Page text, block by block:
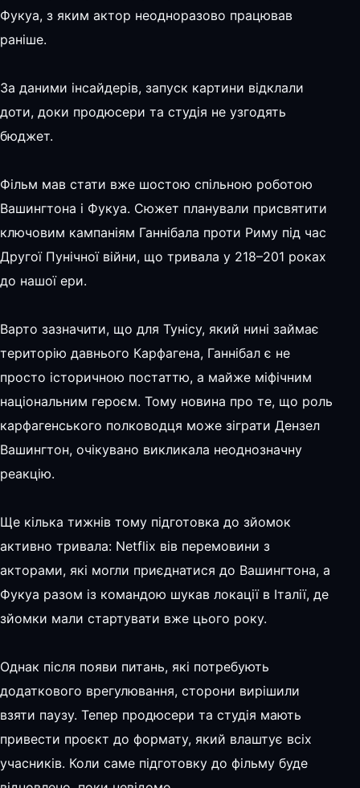
Фукуа, з яким актор неодноразово працював
раніше.
За даними інсайдерів, запуск картини відклали
доти, доки продюсери та студія не узгодять
бюджет.
Фільм мав стати вже шостою спільною роботою
Вашингтона і Фукуа. Сюжет планували присвятити
ключовим кампаніям Ганнібала проти Риму під час
Другої Пунічної війни, що тривала у 218–201 роках
до нашої ери.
Варто зазначити, що для Тунісу, який нині займає
територію давнього Карфагена, Ганнібал є не
просто історичною постаттю, а майже міфічним
національним героєм. Тому новина про те, що роль
карфагенського полководця може зіграти Дензел
Вашингтон, очікувано викликала неоднозначну
реакцію.
Ще кілька тижнів тому підготовка до зйомок
активно тривала: Netflix вів перемовини з
акторами, які могли приєднатися до Вашингтона, а
Фукуа разом із командою шукав локації в Італії, де
зйомки мали стартувати вже цього року.
Однак після появи питань, які потребують
додаткового врегулювання, сторони вирішили
взяти паузу. Тепер продюсери та студія мають
привести проєкт до формату, який влаштує всіх
учасників. Коли саме підготовку до фільму буде